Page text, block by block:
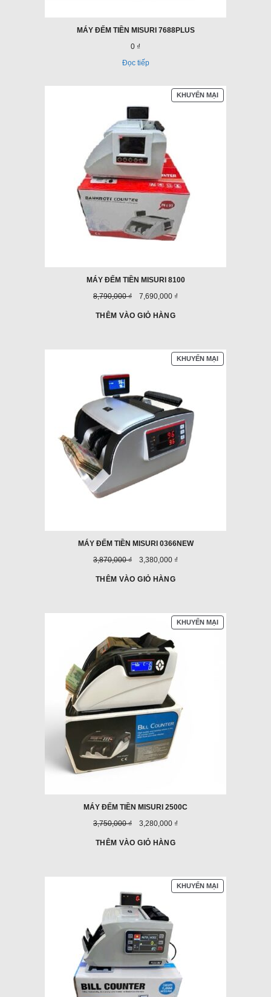
MÁY ĐẾM TIỀN MISURI 7688PLUS
0 ₫
Đọc tiếp
KHUYẾN MẠISẢN
PHẨM
MÁY ĐẾM TIỀN MISURI 8100
Giá
trước
8,790,000 ₫
Giá
7,690,000 ₫
THÊM VÀO GIỎ HÀNG
KHUYẾN MẠISẢN
PHẨM
MÁY ĐẾM TIỀN MISURI 0366NEW
Giá
trước
3,870,000 ₫
Giá
3,380,000 ₫
THÊM VÀO GIỎ HÀNG
KHUYẾN MẠISẢN
PHẨM
MÁY ĐẾM TIỀN MISURI 2500C
Giá
trước
3,750,000 ₫
Giá
3,280,000 ₫
THÊM VÀO GIỎ HÀNG
KHUYẾN MẠISẢN
PHẨM